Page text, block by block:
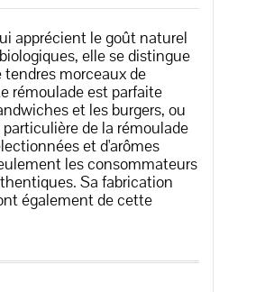
apprécient le goût naturel
elle se distingue
tendres morceaux de
rémoulade est parfaite
et les burgers, ou
de la rémoulade
et d'arômes
les consommateurs
Sa fabrication
également de cette